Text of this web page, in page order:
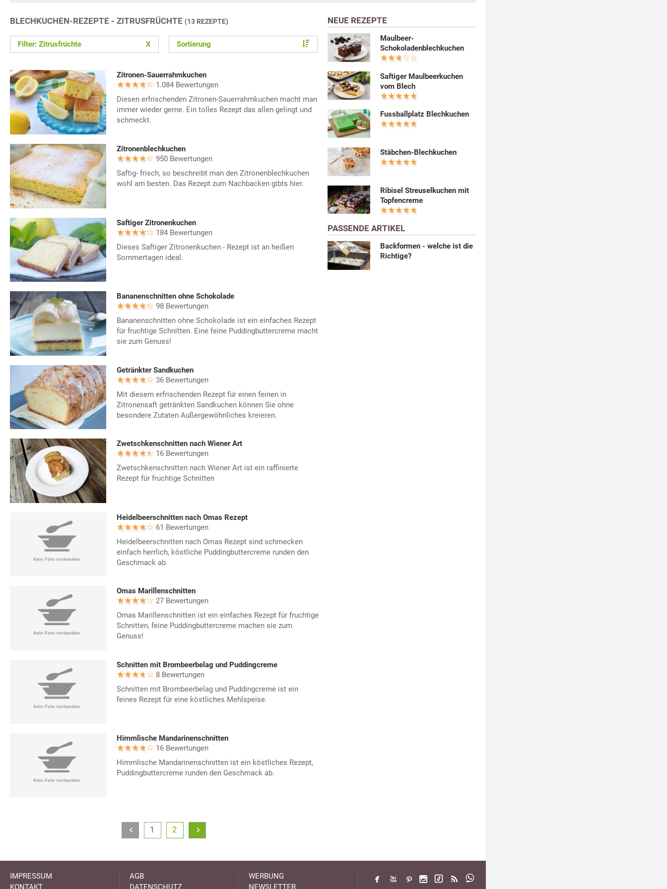
BLECHKUCHEN-REZEPTE - ZITRUSFRÜCHTE (13 REZEPTE)
Filter: Zitrusfrüchte X Sortierung
Zitronen-Sauerrahmkuchen
1.084 Bewertungen
Diesen erfrischenden Zitronen-Sauerrahmkuchen macht man
immer wieder gerne. Ein tolles Rezept das allen gelingt und
schmeckt.
Zitronenblechkuchen
950 Bewertungen
Saftig- frisch, so beschreibt man den Zitronenblechkuchen
wohl am besten. Das Rezept zum Nachbacken gibts hier.
Saftiger Zitronenkuchen
184 Bewertungen
Dieses Saftiger Zitronenkuchen - Rezept ist an heißen
Sommertagen ideal.
Bananenschnitten ohne Schokolade
98 Bewertungen
Bananenschnitten ohne Schokolade ist ein einfaches Rezept
für fruchtige Schnitten. Eine feine Puddingbuttercreme macht
sie zum Genuss!
Getränkter Sandkuchen
36 Bewertungen
Mit diesem erfrischenden Rezept für einen feinen in
Zitronensaft getränkten Sandkuchen können Sie ohne
besondere Zutaten Außergewöhnliches kreieren.
Zwetschkenschnitten nach Wiener Art
16 Bewertungen
Zwetschkenschnitten nach Wiener Art ist ein raffinierte
Rezept für fruchtige Schnitten
Heidelbeerschnitten nach Omas Rezept
61 Bewertungen
Heidelbeerschnitten nach Omas Rezept sind schmecken
einfach herrlich, köstliche Puddingbuttercreme runden den
Geschmack ab.
Omas Marillenschnitten
27 Bewertungen
Omas Marillenschnitten ist ein einfaches Rezept für fruchtige
Schnitten, feine Puddingbuttercreme machen sie zum
Genuss!
Schnitten mit Brombeerbelag und Puddingcreme
8 Bewertungen
Schnitten mit Brombeerbelag und Puddingcreme ist ein
feines Rezept für eine köstliches Mehlspeise.
Himmlische Mandarinenschnitten
16 Bewertungen
Himmlische Mandarinenschnitten ist ein köstliches Rezept,
Puddingbuttercreme runden den Geschmack ab.
1 2
NEUE REZEPTE
Maulbeer-
Schokoladenblechkuchen
Saftiger Maulbeerkuchen
vom Blech
Fussballplatz Blechkuchen
Stäbchen-Blechkuchen
Ribisel Streuselkuchen mit
Topfencreme
PASSENDE ARTIKEL
Backformen - welche ist die
Richtige?
IMPRESSUM
KONTAKT
AGB
DATENSCHUTZ
WERBUNG
NEWSLETTER